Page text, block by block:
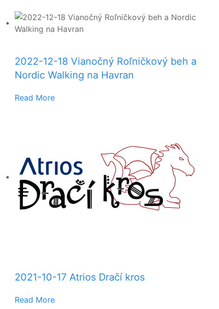
2022-12-18 Vianočný Roľničkový beh a
Nordic Walking na Havran
Read More
2021-10-17 Atrios Dračí kros
Read More